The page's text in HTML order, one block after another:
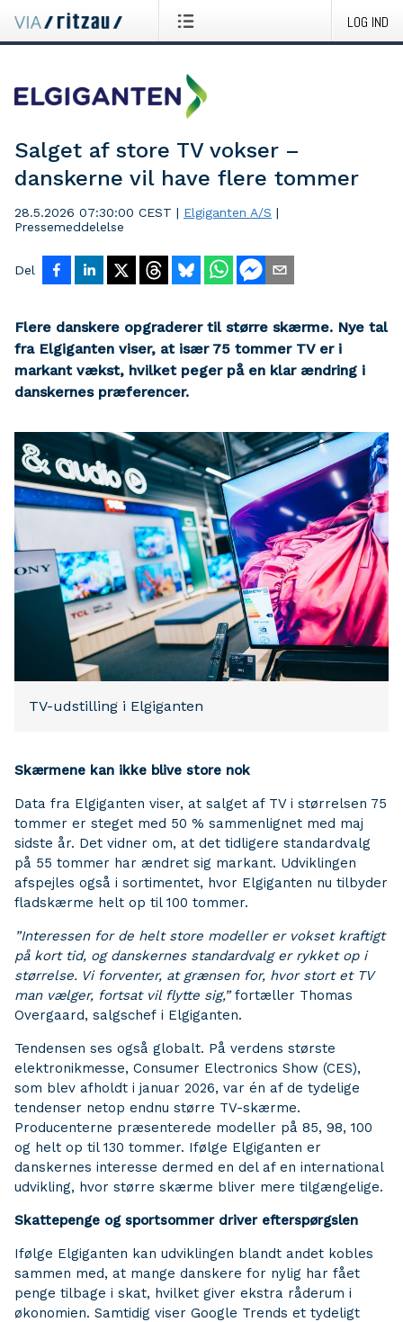
LOG IND
Salget af store TV vokser –
danskerne vil have flere tommer
28.5.2026 07:30:00 CEST | Elgiganten A/S |
Pressemeddelelse
Del
Flere danskere opgraderer til større skærme. Nye tal
fra Elgiganten viser, at især 75 tommer TV er i
markant vækst, hvilket peger på en klar ændring i
danskernes præferencer.
TV-udstilling i Elgiganten
Skærmene kan ikke blive store nok
Data fra Elgiganten viser, at salget af TV i størrelsen 75
tommer er steget med 50 % sammenlignet med maj
sidste år. Det vidner om, at det tidligere standardvalg
på 55 tommer har ændret sig markant. Udviklingen
afspejles også i sortimentet, hvor Elgiganten nu tilbyder
fladskærme helt op til 100 tommer.
”Interessen for de helt store modeller er vokset kraftigt
på kort tid, og danskernes standardvalg er rykket op i
størrelse. Vi forventer, at grænsen for, hvor stort et TV
man vælger, fortsat vil flytte sig,”fortæller Thomas
Overgaard, salgschef i Elgiganten.
Tendensen ses også globalt. På verdens største
elektronikmesse, Consumer Electronics Show (CES),
som blev afholdt i januar 2026, var én af de tydelige
tendenser netop endnu større TV-skærme.
Producenterne præsenterede modeller på 85, 98, 100
og helt op til 130 tommer. Ifølge Elgiganten er
danskernes interesse dermed en del af en international
udvikling, hvor større skærme bliver mere tilgængelige.
Skattepenge og sportsommer driver efterspørgslen
Ifølge Elgiganten kan udviklingen blandt andet kobles
sammen med, at mange danskere for nylig har fået
penge tilbage i skat, hvilket giver ekstra råderum i
økonomien. Samtidig viser Google Trends et tydeligt